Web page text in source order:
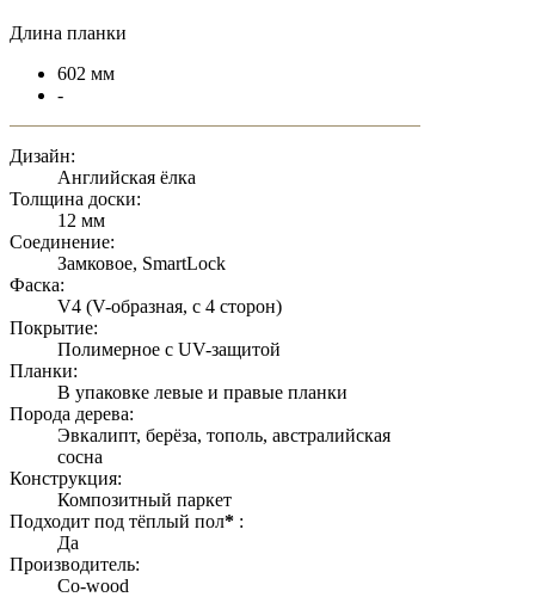
Длина планки
602 мм
-
Дизайн:
Английская ёлка
Толщина доски:
12 мм
Соединение:
Замковое, SmartLock
Фаска:
V4 (V-образная, с 4 сторон)
Покрытие:
Полимерное с UV-защитой
Планки:
В упаковке левые и правые планки
Порода дерева:
Эвкалипт, берёза, тополь, австралийская
сосна
Конструкция:
Композитный паркет
Подходит под тёплый пол* :
Да
Производитель:
Co-wood